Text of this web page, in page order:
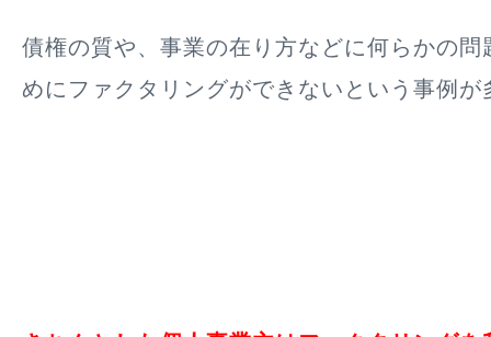
債権の質や、事業の在り方などに何らかの問
めにファクタリングができないという事例が